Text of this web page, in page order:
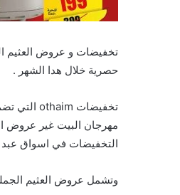
حصرية خلال هدا الشهر .
مهرجان البيت غير عروض
التخفيضات في اسواق عبد
وتشمل عروض العثيم الجملة الأربعاء وحتى 30 يناير 2024